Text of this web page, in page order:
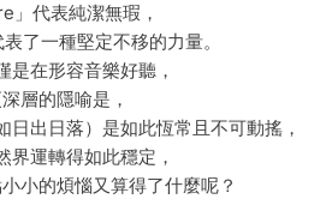
」代表純潔無瑕，
表了一種堅定不移的力量。
是在形容音樂好聽，
層的隱喻是，
日出日落）是如此恆常且不可動搖，
界運轉得如此穩定，
小的煩惱又算得了什麼呢？